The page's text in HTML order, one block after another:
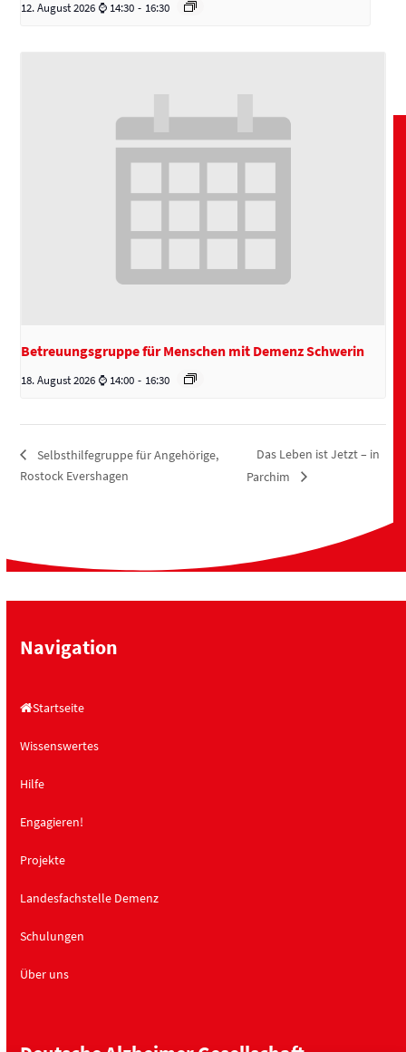
12. August 2026 ⌚ 14:30 - 16:30
Betreuungsgruppe für Menschen mit Demenz Schwerin
18. August 2026 ⌚ 14:00 - 16:30
Selbsthilfegruppe für Angehörige,
Rostock Evershagen
Das Leben ist Jetzt – in
Parchim
Navigation
Startseite
Wissenswertes
Hilfe
Engagieren!
Projekte
Landesfachstelle Demenz
Schulungen
Über uns